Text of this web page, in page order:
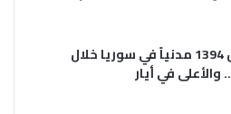
مقتل 1394 مدنياً في سوريا خلال